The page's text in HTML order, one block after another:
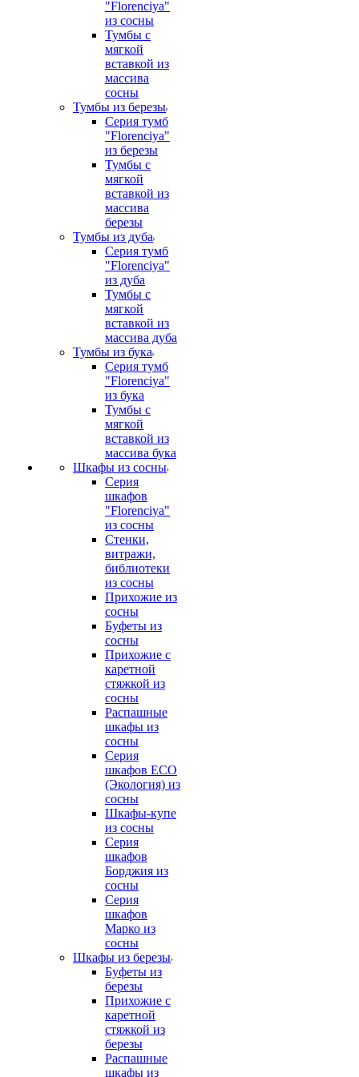
"Florenciya"
из сосны
Тумбы с
мягкой
вставкой из
массива
сосны
Тумбы из березы
Серия тумб
"Florenciya"
из березы
Тумбы с
мягкой
вставкой из
массива
березы
Тумбы из дуба
Серия тумб
"Florenciya"
из дуба
Тумбы с
мягкой
вставкой из
массива дуба
Тумбы из бука
Серия тумб
"Florenciya"
из бука
Тумбы с
мягкой
вставкой из
массива бука
Шкафы из сосны
Серия
шкафов
"Florenciya"
из сосны
Стенки,
витражи,
библиотеки
из сосны
Прихожие из
сосны
Буфеты из
сосны
Прихожие с
каретной
стяжкой из
сосны
Распашные
шкафы из
сосны
Серия
шкафов ECO
(Экология) из
сосны
Шкафы-купе
из сосны
Серия
шкафов
Борджия из
сосны
Серия
шкафов
Марко из
сосны
Шкафы из березы
Буфеты из
березы
Прихожие с
каретной
стяжкой из
березы
Распашные
шкафы из